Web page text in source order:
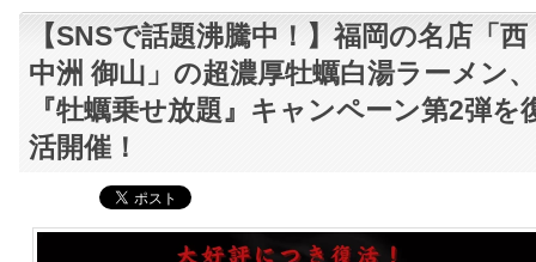
【SNSで話題沸騰中！】福岡の名店「西
中洲 御山」の超濃厚牡蠣白湯ラーメン、
『牡蠣乗せ放題』キャンペーン第2弾を
活開催！